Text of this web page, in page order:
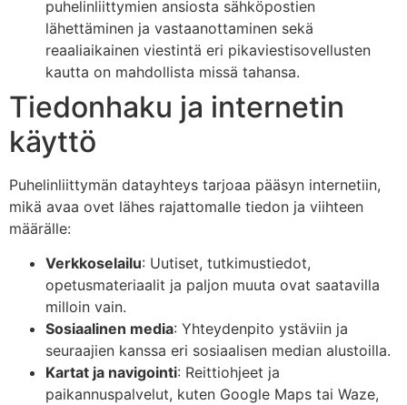
puhelinliittymien ansiosta sähköpostien
lähettäminen ja vastaanottaminen sekä
reaaliaikainen viestintä eri pikaviestisovellusten
kautta on mahdollista missä tahansa.
Tiedonhaku ja internetin
käyttö
Puhelinliittymän datayhteys tarjoaa pääsyn internetiin,
mikä avaa ovet lähes rajattomalle tiedon ja viihteen
määrälle:
Verkkoselailu: Uutiset, tutkimustiedot,
opetusmateriaalit ja paljon muuta ovat saatavilla
milloin vain.
Sosiaalinen media: Yhteydenpito ystäviin ja
seuraajien kanssa eri sosiaalisen median alustoilla.
Kartat ja navigointi: Reittiohjeet ja
paikannuspalvelut, kuten Google Maps tai Waze,